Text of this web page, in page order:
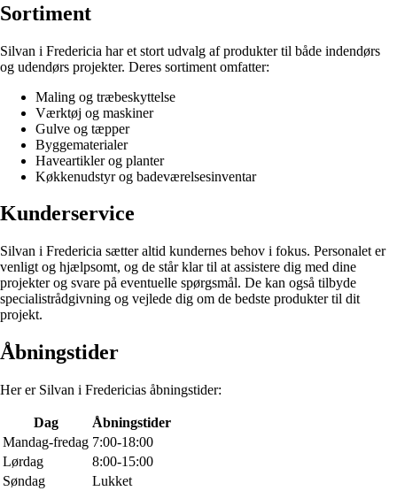
Sortiment
Silvan i Fredericia har et stort udvalg af produkter til både indendørs
og udendørs projekter. Deres sortiment omfatter:
Maling og træbeskyttelse
Værktøj og maskiner
Gulve og tæpper
Byggematerialer
Haveartikler og planter
Køkkenudstyr og badeværelsesinventar
Kunderservice
Silvan i Fredericia sætter altid kundernes behov i fokus. Personalet er
venligt og hjælpsomt, og de står klar til at assistere dig med dine
projekter og svare på eventuelle spørgsmål. De kan også tilbyde
specialistrådgivning og vejlede dig om de bedste produkter til dit
projekt.
Åbningstider
Her er Silvan i Fredericias åbningstider:
Dag
Åbningstider
Mandag-fredag 7:00-18:00
Lørdag
8:00-15:00
Søndag
Lukket